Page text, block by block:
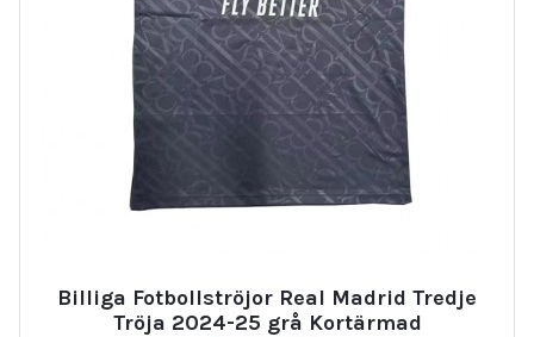
Billiga Fotbollströjor Real Madrid Tredje
Tröja 2024-25 grå Kortärmad